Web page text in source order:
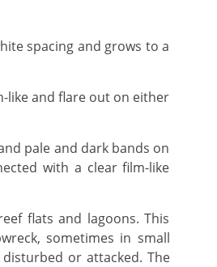
with a clear film-like
sometimes in small
or attacked. The